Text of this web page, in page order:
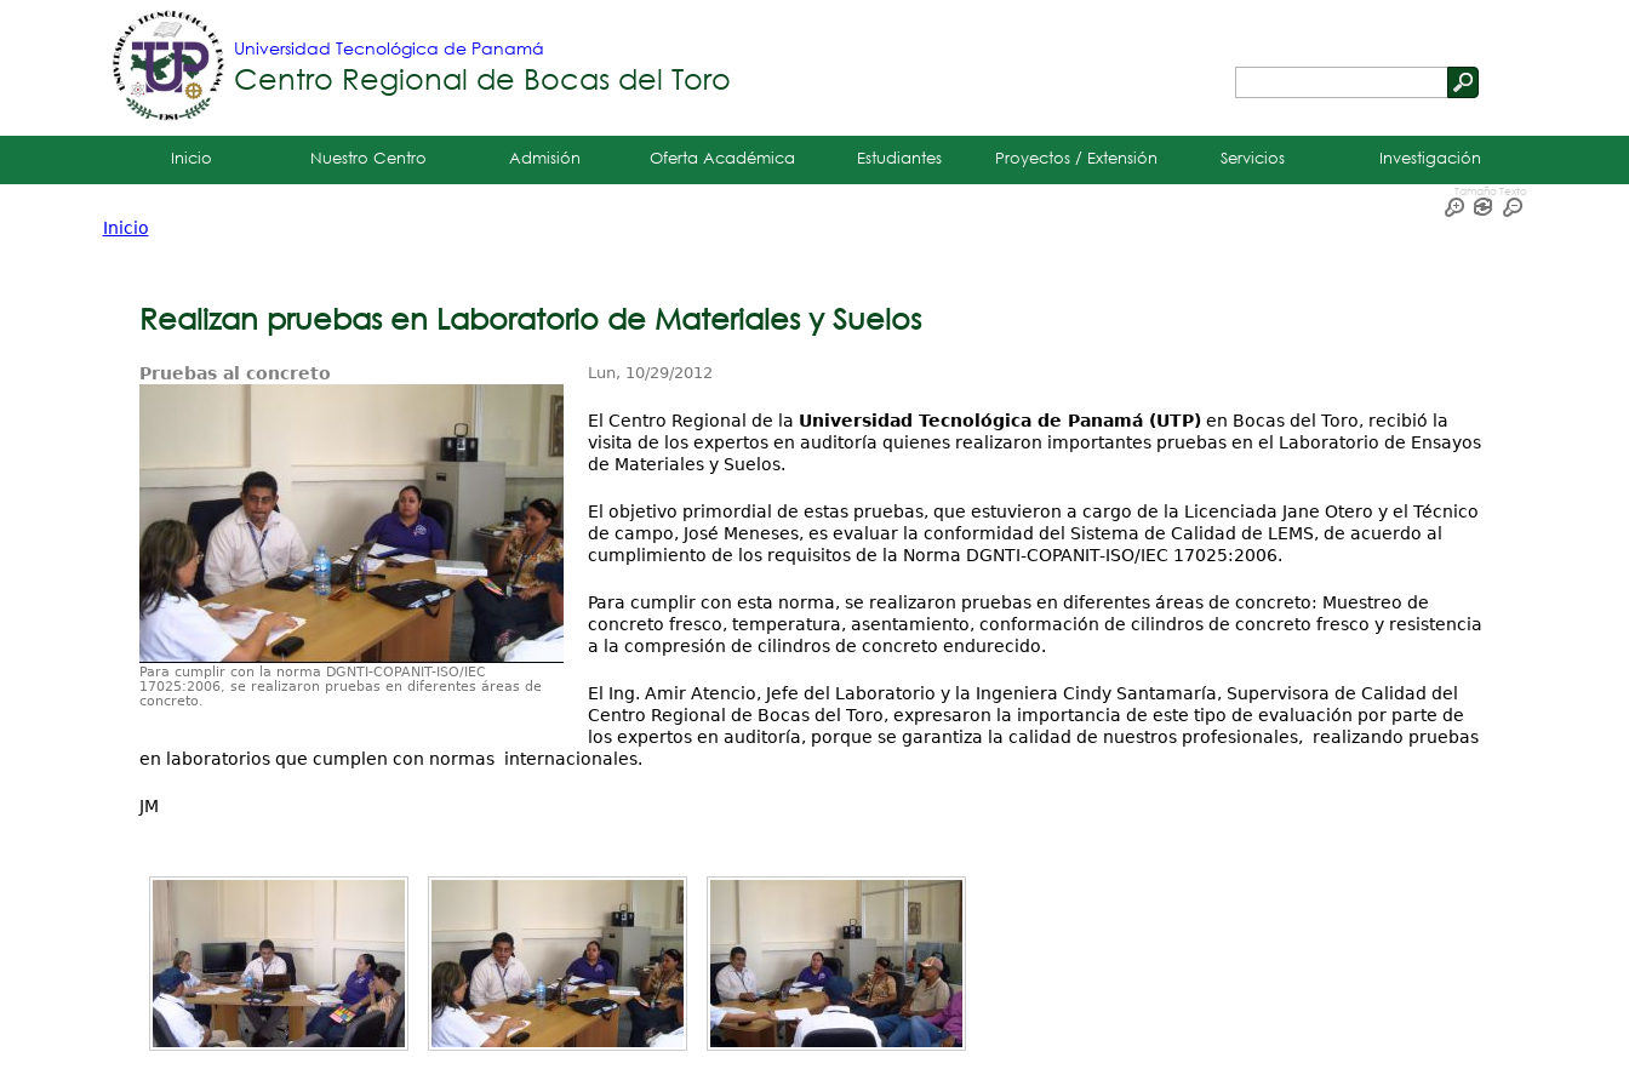
de
Universidad Tecnológica de Panamá
Centro Regional de Bocas del Toro
Tropical
Principal
Inicio Nuestro Centro Admisión Oferta Académica Estudiantes Proyectos / Extensión Servicios Investigación
Tamaño Texto
está
Inicio
Realizan pruebas en Laboratorio de Materiales y Suelos
Pruebas al concreto
Para cumplir con la norma DGNTI-COPANIT-ISO/IEC
17025:2006, se realizaron pruebas en diferentes áreas de
concreto.
Lun, 10/29/2012
El Centro Regional de la Universidad Tecnológica de Panamá (UTP)en Bocas del Toro, recibió la
visita de los expertos en auditoría quienes realizaron importantes pruebas en el Laboratorio de Ensayos
de Materiales y Suelos.
El objetivo primordial de estas pruebas, que estuvieron a cargo de la Licenciada Jane Otero y el Técnico
de campo, José Meneses, es evaluar la conformidad del Sistema de Calidad de LEMS, de acuerdo al
cumplimiento de los requisitos de la Norma DGNTI-COPANIT-ISO/IEC 17025:2006.
Para cumplir con esta norma, se realizaron pruebas en diferentes áreas de concreto: Muestreo de
concreto fresco, temperatura, asentamiento, conformación de cilindros de concreto fresco y resistencia
a la compresión de cilindros de concreto endurecido.
El Ing. Amir Atencio, Jefe del Laboratorio y la Ingeniera Cindy Santamaría, Supervisora de Calidad del
Centro Regional de Bocas del Toro, expresaron la importancia de este tipo de evaluación por parte de
los expertos en auditoría, porque se garantiza la calidad de nuestros profesionales, realizando pruebas
en laboratorios que cumplen con normas internacionales.
JM